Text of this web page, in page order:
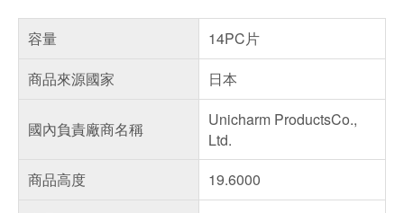
容量
14PC片
商品來源國家
日本
國內負責廠商名稱
Unicharm ProductsCo.,
Ltd.
商品高度
19.6000